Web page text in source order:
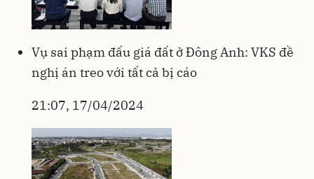
Vụ sai phạm đấu giá đất ở Đông Anh: VKS đề
nghị án treo với tất cả bị cáo
21:07, 17/04/2024